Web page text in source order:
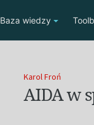
Baza wiedzy
Karol Froń
AIDA w